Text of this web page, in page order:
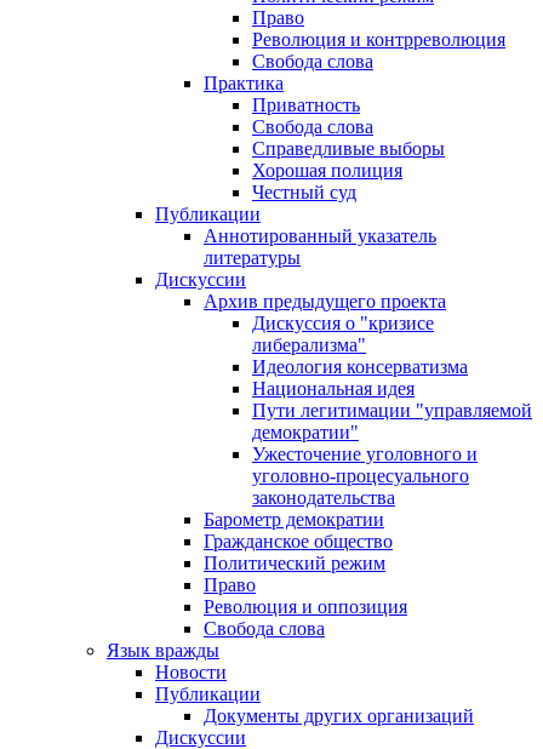
Право
Революция и контрреволюция
Свобода слова
Практика
Приватность
Свобода слова
Справедливые выборы
Хорошая полиция
Честный суд
Публикации
Аннотированный указатель
литературы
Дискуссии
Архив предыдущего проекта
Дискуссия о "кризисе
либерализма"
Идеология консерватизма
Национальная идея
Пути легитимации "управляемой
демократии"
Ужесточение уголовного и
уголовно-процесуального
законодательства
Барометр демократии
Гражданское общество
Политический режим
Право
Революция и оппозиция
Свобода слова
Язык вражды
Новости
Публикации
Документы других организаций
Дискуссии